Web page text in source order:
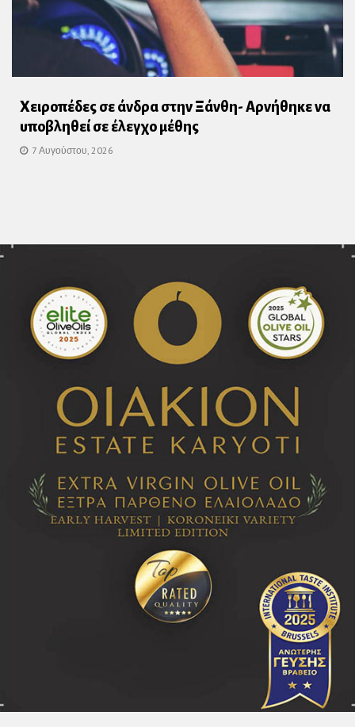
Χειροπέδες σε άνδρα στην Ξάνθη- Αρνήθηκε να
υποβληθεί σε έλεγχο μέθης
7 Αυγούστου, 2026